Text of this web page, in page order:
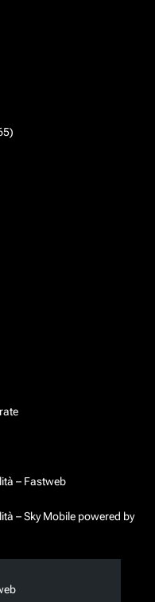
– Fastweb
– Sky Mobile powered by